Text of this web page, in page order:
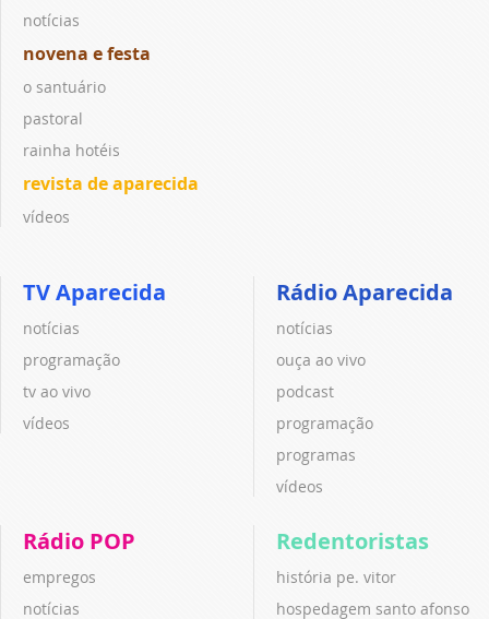
notícias
novena e festa
o santuário
pastoral
rainha hotéis
revista de aparecida
vídeos
TV Aparecida
notícias
programação
tv ao vivo
vídeos
Rádio Aparecida
notícias
ouça ao vivo
podcast
programação
programas
vídeos
Rádio POP
empregos
notícias
Redentoristas
história pe. vitor
hospedagem santo afonso